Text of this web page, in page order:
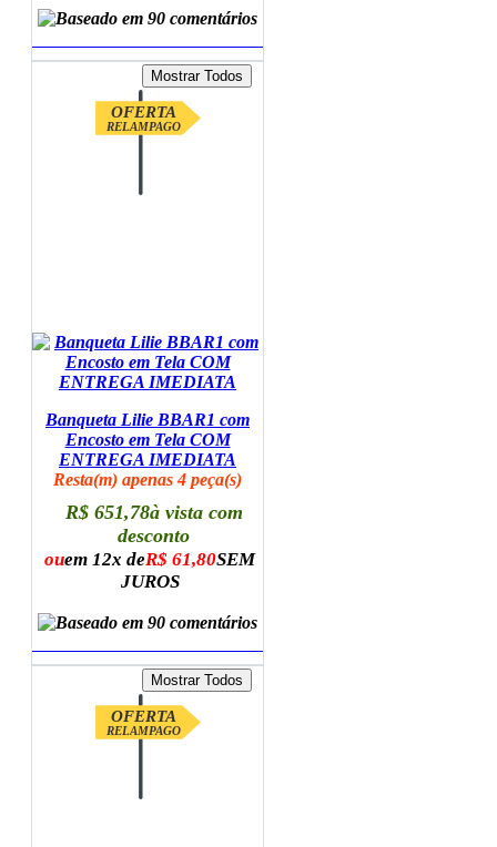
OFERTA
RELAMPAGO
Banqueta Lilie BBAR1 com
Encosto em Tela COM
ENTREGA IMEDIATA
Resta(m) apenas 4 peça(s)
R$ 651,78à vista com
desconto
ouem 12x deR$ 61,80SEM
JUROS
OFERTA
RELAMPAGO